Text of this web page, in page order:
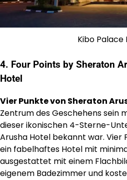
Kibo Palace
4. Four Points by Sheraton
Hotel
Vier Punkte von Sheraton
Zentrum des Geschehens sein
dieser ikonischen 4-Sterne-
Arusha Hotel bekannt war. Vier
ein fabelhaftes Hotel mit
ausgestattet mit einem
eigenem Badezimmer und